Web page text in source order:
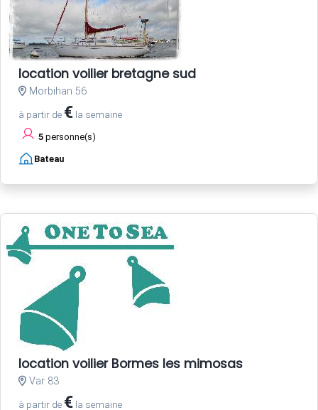
location voilier bretagne sud
Morbihan 56
à partir de € la semaine
5 personne(s)
Bateau
location voilier Bormes les mimosas
Var 83
à partir de € la semaine